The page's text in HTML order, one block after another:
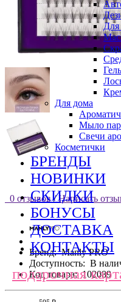
Для
Гель
Для дома
Мыло
Свечи
Косметички
БРЕНДЫ
НОВИНКИ
СКИДКИ
БОНУСЫ
ДОСТАВКА
КОНТАКТЫ
подарочная
0 отзывов / Написать
Бренд: Manly PRO
Доступность: В
Код товара: 102089